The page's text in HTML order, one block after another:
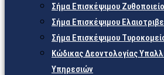
Σήμα Επισκέψιμου
Σήμα Επισκέψιμου
Σήμα Επισκέψιμου
Κώδικας Δεοντολογίας
Υπηρεσιών